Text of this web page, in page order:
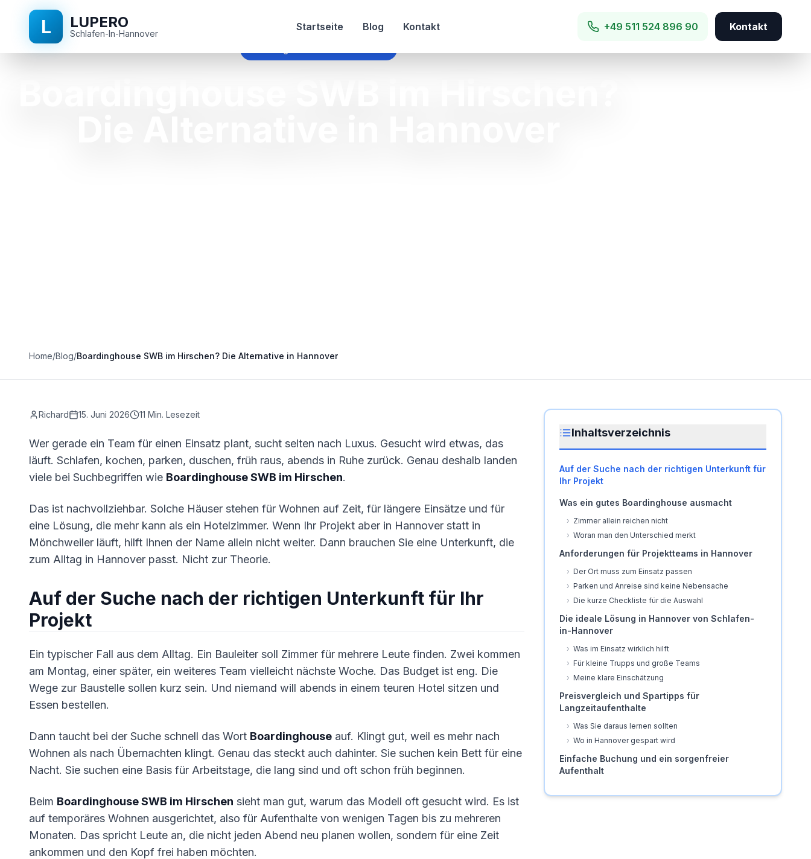
L LUPERO
Schlafen-In-Hannover
Startseite Blog Kontakt +49 511 524 896 90 Kontakt
Home/Blog/Boardinghouse SWB im Hirschen? Die Alternative in Hannover
Richard 15. Juni 2026 11 Min. Lesezeit
Wer gerade ein Team für einen Einsatz plant, sucht selten nach Luxus. Gesucht wird etwas, das
läuft. Schlafen, kochen, parken, duschen, früh raus, abends in Ruhe zurück. Genau deshalb landen
viele bei Suchbegriffen wie Boardinghouse SWB im Hirschen.
Das ist nachvollziehbar. Solche Häuser stehen für Wohnen auf Zeit, für längere Einsätze und für
eine Lösung, die mehr kann als ein Hotelzimmer. Wenn Ihr Projekt aber in Hannover statt in
Mönchweiler läuft, hilft Ihnen der Name allein nicht weiter. Dann brauchen Sie eine Unterkunft, die
zum Alltag in Hannover passt. Nicht zur Theorie.
Auf der Suche nach der richtigen Unterkunft für Ihr
Projekt
Ein typischer Fall aus dem Alltag. Ein Bauleiter soll Zimmer für mehrere Leute finden. Zwei kommen
am Montag, einer später, ein weiteres Team vielleicht nächste Woche. Das Budget ist eng. Die
Wege zur Baustelle sollen kurz sein. Und niemand will abends in einem teuren Hotel sitzen und
Essen bestellen.
Dann taucht bei der Suche schnell das Wort Boardinghouse auf. Klingt gut, weil es mehr nach
Wohnen als nach Übernachten klingt. Genau das steckt auch dahinter. Sie suchen kein Bett für eine
Nacht. Sie suchen eine Basis für Arbeitstage, die lang sind und oft schon früh beginnen.
Beim Boardinghouse SWB im Hirschen sieht man gut, warum das Modell oft gesucht wird. Es ist
auf temporäres Wohnen ausgerichtet, also für Aufenthalte von wenigen Tagen bis zu mehreren
Monaten. Das spricht Leute an, die nicht jeden Abend neu planen wollen, sondern für eine Zeit
ankommen und den Kopf frei haben möchten.
Inhaltsverzeichnis
Auf der Suche nach der richtigen Unterkunft für
Ihr Projekt
Was ein gutes Boardinghouse ausmacht
› Zimmer allein reichen nicht
› Woran man den Unterschied merkt
Anforderungen für Projektteams in Hannover
› Der Ort muss zum Einsatz passen
› Parken und Anreise sind keine Nebensache
› Die kurze Checkliste für die Auswahl
Die ideale Lösung in Hannover von Schlafen-
in-Hannover
› Was im Einsatz wirklich hilft
› Für kleine Trupps und große Teams
› Meine klare Einschätzung
Preisvergleich und Spartipps für
Langzeitaufenthalte
› Was Sie daraus lernen sollten
› Wo in Hannover gespart wird
Einfache Buchung und ein sorgenfreier
Aufenthalt